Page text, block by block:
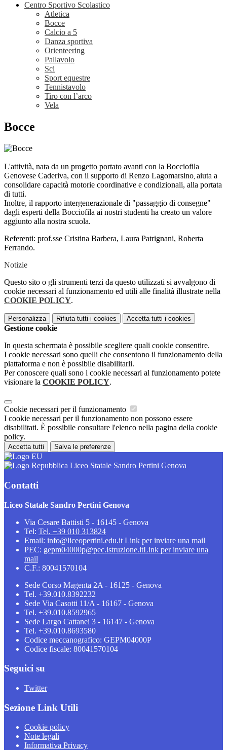
Centro Sportivo Scolastico
Atletica
Bocce
Calcio a 5
Danza sportiva
Orienteering
Pallavolo
Sci
Sport equestre
Tennistavolo
Tiro con l’arco
Vela
Bocce
L'attività, nata da un progetto portato avanti con la Bocciofila
Genovese Caderiva, con il supporto di Renzo Lagomarsino, aiuta a
consolidare capacità motorie coordinative e condizionali, alla portata
di tutti.
Inoltre, il rapporto intergenerazionale di "passaggio di consegne"
dagli esperti della Bocciofila ai nostri studenti ha creato un valore
aggiunto alla nostra scuola.
Referenti: prof.sse Cristina Barbera, Laura Patrignani, Roberta
Ferrando.
Notizie
Questo sito o gli strumenti terzi da questo utilizzati si avvalgono di
cookie necessari al funzionamento ed utili alle finalità illustrate nella
COOKIE POLICY.
Personalizza Rifiuta tutti i cookies Accetta tutti i cookies
Gestione cookie
In questa schermata è possibile scegliere quali cookie consentire.
I cookie necessari sono quelli che consentono il funzionamento della
piattaforma e non è possibile disabilitarli.
Per conoscere quali sono i cookie necessari al funzionamento potete
visionare la COOKIE POLICY.
Cookie necessari per il funzionamento
I cookie necessari per il funzionamento non possono essere
disabilitati. È possibile consultare l'elenco nella pagina della cookie
policy.
Accetta tutti Salva le preferenze
Liceo Statale Sandro Pertini Genova
Contatti
Liceo Statale Sandro Pertini Genova
Via Cesare Battisti 5 - 16145 - Genova
Tel: Tel. +39 010 313824
Email: info@liceopertini.edu.it Link per inviare una mail
PEC: gepm04000p@pec.istruzione.itLink per inviare una
mail
C.F.: 80041570104
Sede Corso Magenta 2A - 16125 - Genova
Tel. +39.010.8392232
Sede Via Casotti 11/A - 16167 - Genova
Tel. +39.010.8592965
Sede Largo Cattanei 3 - 16147 - Genova
Tel. +39.010.8693580
Codice meccanografico: GEPM04000P
Codice fiscale: 80041570104
Seguici su
Twitter
Sezione Link Utili
Cookie policy
Note legali
Informativa Privacy